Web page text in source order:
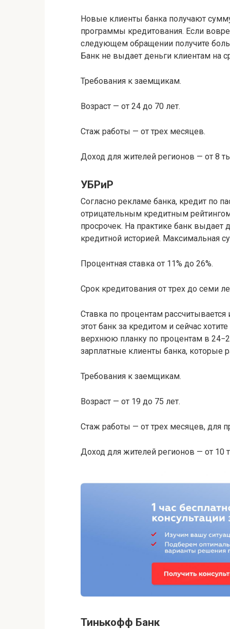
Новые клиенты банка получают
программы кредитования. Если
следующем обращении получите
Банк не выдает деньги клиентам на
Требования к заемщикам.
Возраст — от 24 до 70 лет.
Стаж работы — от трех месяцев.
Доход для жителей регионов — от 8
УБРиР
Согласно рекламе банка, кредит по
отрицательным кредитным
просрочек. На практике банк выдает
кредитной историей. Максимальная
Процентная ставка от 11% до 26%.
Срок кредитования от трех до семи
Ставка по процентам
этот банк за кредитом и сейчас
верхнюю планку по процентам в
зарплатные клиенты банка, которые
Требования к заемщикам.
Возраст — от 19 до 75 лет.
Стаж работы — от трех месяцев, для
Доход для жителей регионов — от 10
Тинькофф Банк